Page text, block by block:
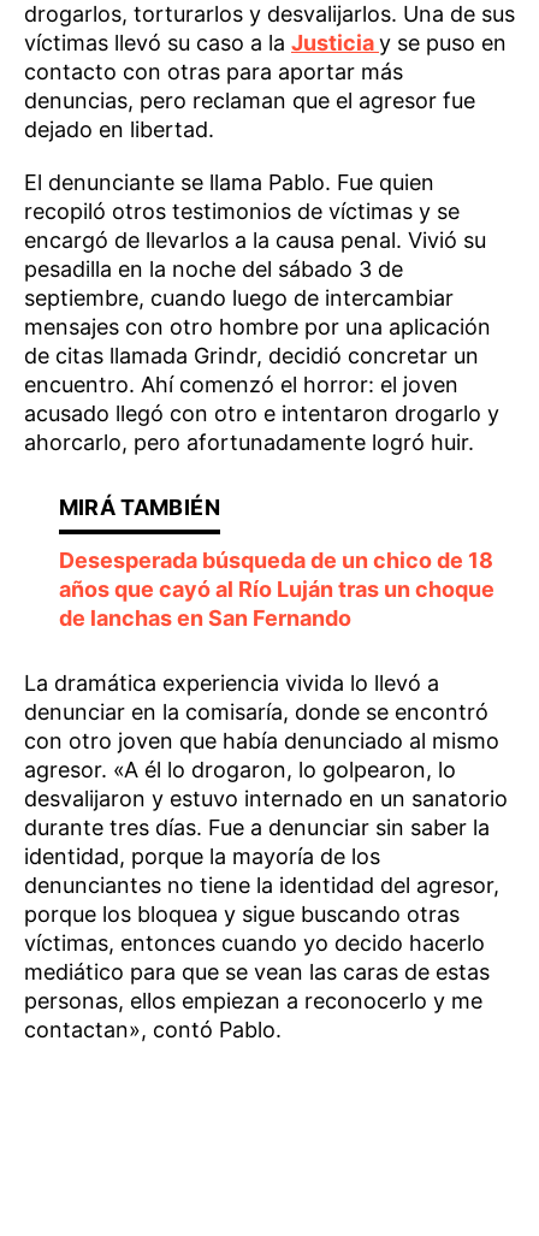
drogarlos, torturarlos y desvalijarlos. Una de sus
víctimas llevó su caso a la Justiciay se puso en
contacto con otras para aportar más
denuncias, pero reclaman que el agresor fue
dejado en libertad.
El denunciante se llama Pablo. Fue quien
recopiló otros testimonios de víctimas y se
encargó de llevarlos a la causa penal. Vivió su
pesadilla en la noche del sábado 3 de
septiembre, cuando luego de intercambiar
mensajes con otro hombre por una aplicación
de citas llamada Grindr, decidió concretar un
encuentro. Ahí comenzó el horror: el joven
acusado llegó con otro e intentaron drogarlo y
ahorcarlo, pero afortunadamente logró huir.
Desesperada búsqueda de un chico de 18
años que cayó al Río Luján tras un choque
de lanchas en San Fernando
La dramática experiencia vivida lo llevó a
denunciar en la comisaría, donde se encontró
con otro joven que había denunciado al mismo
agresor. «A él lo drogaron, lo golpearon, lo
desvalijaron y estuvo internado en un sanatorio
durante tres días. Fue a denunciar sin saber la
identidad, porque la mayoría de los
denunciantes no tiene la identidad del agresor,
porque los bloquea y sigue buscando otras
víctimas, entonces cuando yo decido hacerlo
mediático para que se vean las caras de estas
personas, ellos empiezan a reconocerlo y me
contactan», contó Pablo.